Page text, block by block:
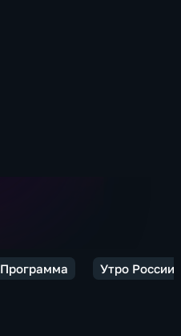
Программа Утро